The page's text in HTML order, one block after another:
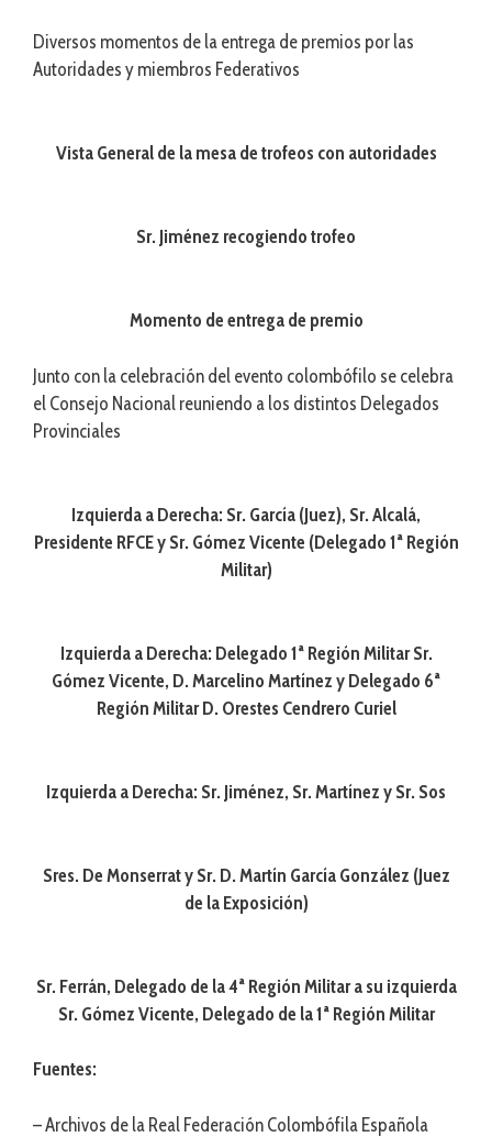
Diversos momentos de la entrega de premios por las
Autoridades y miembros Federativos
Vista General de la mesa de trofeos con autoridades
Sr. Jiménez recogiendo trofeo
Momento de entrega de premio
Junto con la celebración del evento colombófilo se celebra
el Consejo Nacional reuniendo a los distintos Delegados
Provinciales
Izquierda a Derecha: Sr. García (Juez), Sr. Alcalá,
Presidente RFCE y Sr. Gómez Vicente (Delegado 1ª Región
Militar)
Izquierda a Derecha: Delegado 1ª Región Militar Sr.
Gómez Vicente, D. Marcelino Martínez y Delegado 6ª
Región Militar D. Orestes Cendrero Curiel
Izquierda a Derecha: Sr. Jiménez, Sr. Martínez y Sr. Sos
Sres. De Monserrat y Sr. D. Martín García González (Juez
de la Exposición)
Sr. Ferrán, Delegado de la 4ª Región Militar a su izquierda
Sr. Gómez Vicente, Delegado de la 1ª Región Militar
Fuentes:
– Archivos de la Real Federación Colombófila Española